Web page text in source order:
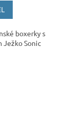
boxerky s
Ježko Sonic